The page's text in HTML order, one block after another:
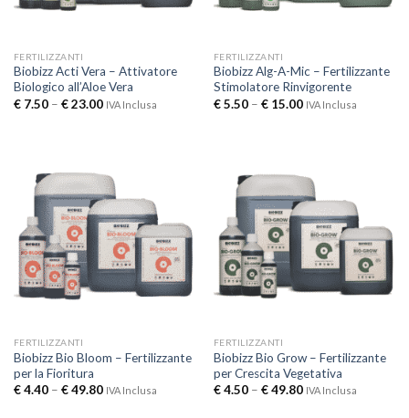
FERTILIZZANTI
Biobizz Acti Vera – Attivatore
Biologico all’Aloe Vera
€7.50– €23.00 IVA Inclusa
FERTILIZZANTI
Biobizz Alg-A-Mic – Fertilizzante
Stimolatore Rinvigorente
€5.50– €15.00 IVA Inclusa
FERTILIZZANTI
Biobizz Bio Bloom – Fertilizzante
per la Fioritura
€4.40– €49.80 IVA Inclusa
FERTILIZZANTI
Biobizz Bio Grow – Fertilizzante
per Crescita Vegetativa
€4.50– €49.80 IVA Inclusa